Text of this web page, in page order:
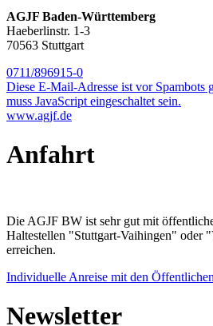
AGJF Baden-Württemberg
Haeberlinstr. 1-3
70563 Stuttgart
0711/896915-0
Diese E-Mail-Adresse ist vor Spambots
muss JavaScript eingeschaltet sein.
www.agjf.de
Anfahrt
Die AGJF BW ist sehr gut mit
Haltestellen "Stuttgart-Vaihingen" oder
erreichen.
Individuelle Anreise mit den
Newsletter